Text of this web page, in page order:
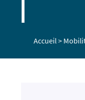
Accueil >